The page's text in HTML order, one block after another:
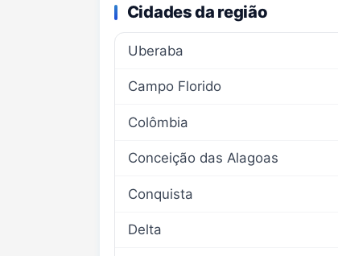
Cidades da região
Uberaba
Campo Florido
Colômbia
Conceição das Alagoas
Conquista
Delta